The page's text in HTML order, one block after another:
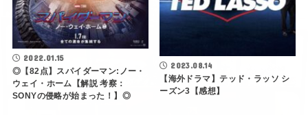
2022.01.15
◎【82点】スパイダーマン:ノー・
ウェイ・ホーム【解説 考察：
SONYの侵略が始まった！】◎
2023.08.14
【海外ドラマ】テッド・ラッソ シ
ーズン3【感想】